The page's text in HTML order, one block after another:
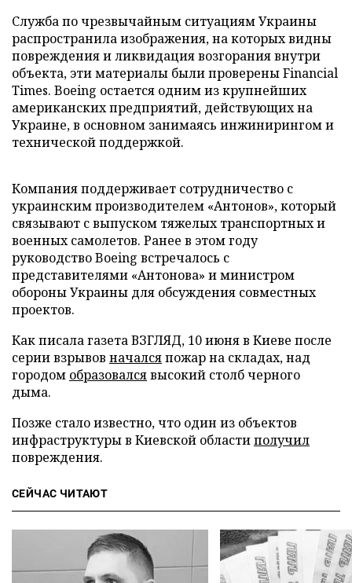
Служба по чрезвычайным ситуациям Украины
распространила изображения, на которых видны
повреждения и ликвидация возгорания внутри
объекта, эти материалы были проверены Financial
Times. Boeing остается одним из крупнейших
американских предприятий, действующих на
Украине, в основном занимаясь инжинирингом и
технической поддержкой.
Компания поддерживает сотрудничество с
украинским производителем «Антонов», который
связывают с выпуском тяжелых транспортных и
военных самолетов. Ранее в этом году
руководство Boeing встречалось с
представителями «Антонова» и министром
обороны Украины для обсуждения совместных
проектов.
Как писала газета ВЗГЛЯД, 10 июня в Киеве после
серии взрывов началсяпожар на складах, над
городом образовалсявысокий столб черного
дыма.
Позже стало известно, что один из объектов
инфраструктуры в Киевской областиполучил
повреждения.
СЕЙЧАС ЧИТАЮТ